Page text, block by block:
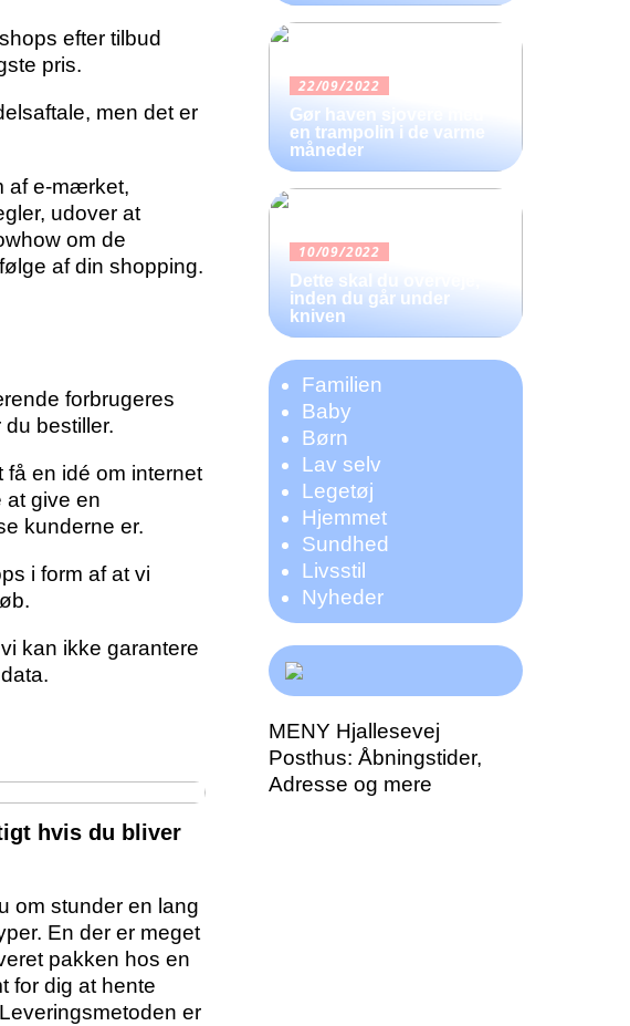
efter tilbud
pris.
men det er
af e-mærket,
udover at
om de
af din shopping.
forbrugeres
bestiller.
en idé om internet
at give en
kunderne er.
i form af at vi
kan ikke garantere
hvis du bliver
om stunder en lang
En der er meget
pakken hos en
for dig at hente
er
22/09/2022
Gør haven sjovere med
en trampolin i de varme
måneder
10/09/2022
Dette skal du overveje,
inden du går under
kniven
Familien
Baby
Børn
Lav selv
Legetøj
Hjemmet
Sundhed
Livsstil
Nyheder
MENY Hjallesevej
Posthus: Åbningstider,
Adresse og mere